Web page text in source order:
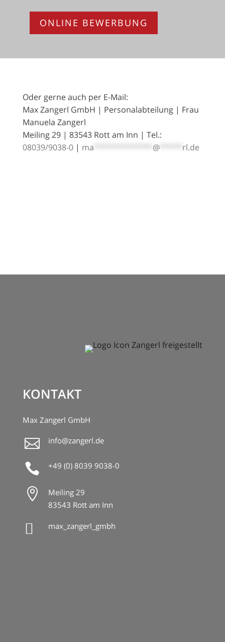
ONLINE BEWERBUNG
Oder gerne auch per E-Mail:
Max Zangerl GmbH | Personalabteilung | Frau
Manuela Zangerl
Meiling 29 | 83543 Rott am Inn | Tel.:
08039/9038-0| ma @***** rl.de
KONTAKT
Max Zangerl GmbH
 info@zangerl.de
 +49 (0) 8039 9038-0

Meiling 29
83543 Rott am Inn
 max_zangerl_gmbh